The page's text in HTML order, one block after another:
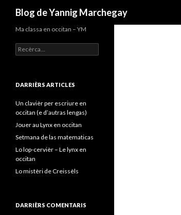
Blog de Yannig Marchegay
Ma classa en occitan – YM
Recercar :
DARRIÈRS ARTICLES
Un clavièr per escriure en
occitan (e d’autras lengas)
Jouer au Lynx en occitan
Setmana de las matematicas
Lo lop-cervièr – Le lynx en
occitan
Lo mistèri de Creissèls
DARRIÈRS COMENTARIS